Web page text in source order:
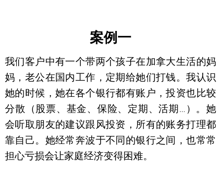
案例一
我们客户中有一个带两个孩子在加拿大生活的妈
妈，老公在国内工作，定期给她们打钱。我认识
她的时候，她在各个银行都有账户，投资也比较
分散（股票、基金、保险、定期、活期…）。她
会听取朋友的建议跟风投资，所有的账务打理都
靠自己。她经常奔波于不同的银行之间，也常常
担心亏损会让家庭经济变得困难。